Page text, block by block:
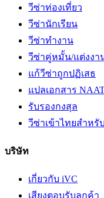
วีซ่าท่องเที่ยว
วีซ่านักเรียน
วีซ่าทำงาน
วีซ่าคู่หมั้น/แต่งงา
แก้วีซ่าถูกปฏิเสธ
แปลเอกสาร
รับรองกงสุล
วีซ่าเข้าไทยสำหรั
บริษัท
เกี่ยวกับ iVC
เสียงตอบรับลูกค้า